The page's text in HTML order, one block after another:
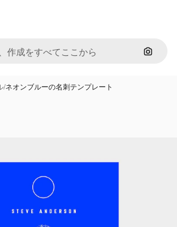
画像で
/ネオンブルーの名刺テンプレート